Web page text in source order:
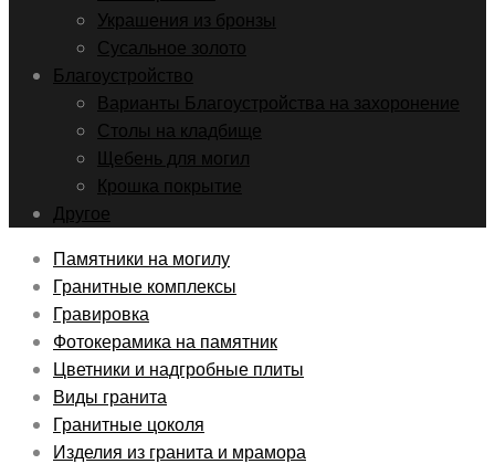
Украшения из бронзы
Сусальное золото
Благоустройство
Варианты Благоустройства на захоронение
Столы на кладбище
Щебень для могил
Крошка покрытие
Другое
Памятники на могилу
Гранитные комплексы
Гравировка
Фотокерамика на памятник
Цветники и надгробные плиты
Виды гранита
Гранитные цоколя
Изделия из гранита и мрамора